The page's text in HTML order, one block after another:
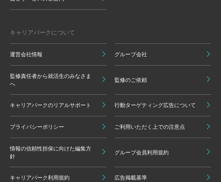
キャリアパークについて
運営会社情報 グループ会社
監修責任者から就活生のみなさま
へ
監修のご依頼
キャリアパークのリアルサポート 行動ターゲティング広告について
プライバシーポリシー ご利用いただく上での注意点
情報の信頼性担保に向けた編集方
針
グループ会員利用規約
キャリアパーク利用規約 広告掲載基準